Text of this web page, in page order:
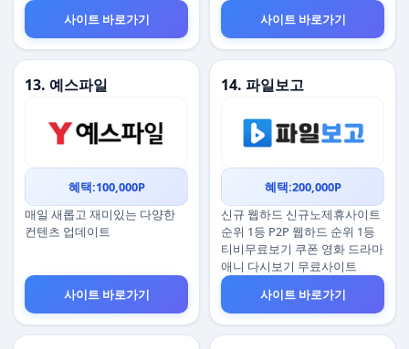
사이트 바로가기
사이트 바로가기
13. 예스파일
혜택:100,000P
매일 새롭고 재미있는 다양한
컨텐츠 업데이트
사이트 바로가기
14. 파일보고
혜택:200,000P
신규 웹하드 신규노제휴사이트
순위 1등 P2P 웹하드 순위 1등
티비무료보기 쿠폰 영화 드라마
애니 다시보기 무료사이트
사이트 바로가기